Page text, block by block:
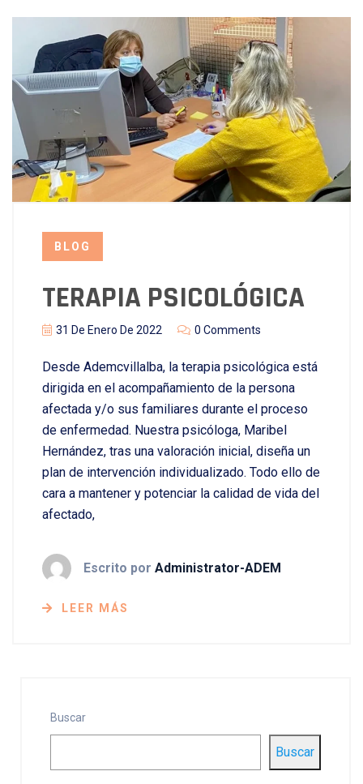
BLOG
TERAPIA PSICOLÓGICA
31 De Enero De 2022 0 Comments
Desde Ademcvillalba, la terapia psicológica está
dirigida en el acompañamiento de la persona
afectada y/o sus familiares durante el proceso
de enfermedad. Nuestra psicóloga, Maribel
Hernández, tras una valoración inicial, diseña un
plan de intervención individualizado. Todo ello de
cara a mantener y potenciar la calidad de vida del
afectado,
Escrito por Administrator-ADEM
LEER MÁS
Buscar
Buscar